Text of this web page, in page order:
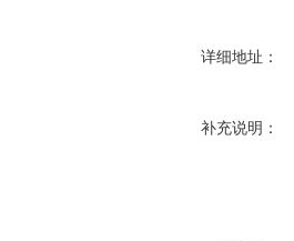
详细地址：
补充说明：